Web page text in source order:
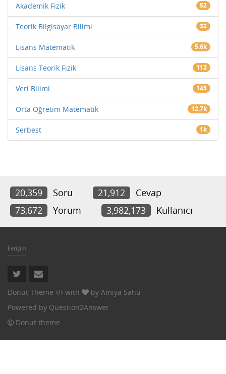
Akademik Fizik 52
Teorik Bilgisayar Bilimi 32
Lisans Matematik 5.6k
Lisans Teorik Fizik 112
Veri Bilimi 145
Orta Öğretim Matematik 12.7k
Serbest 1k
20,359 Soru 21,912
Cevap
73,672
Yorum 3,982,173 Kullanıcı
İletişim
Donut Theme with by Amiya Sahu
Powered by Question2Answer
Donut theme